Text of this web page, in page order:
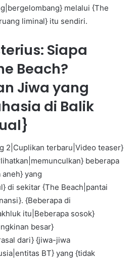
melalui {The
liminal} itu sendiri.
Siapa
Beach?
Jiwa yang
di Balik
2|Cuplikan terbaru|Video teaser}
beberapa
yang
di sekitar {The Beach|pantai
{Beberapa di
itu|Beberapa sosok}
besar}
dari} {jiwa-jiwa
BT} yang {tidak